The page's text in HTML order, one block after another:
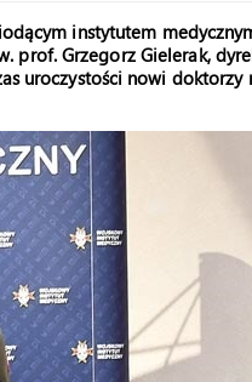
instytutem
prof. Grzegorz Gielerak,
uroczystości nowi doktorzy